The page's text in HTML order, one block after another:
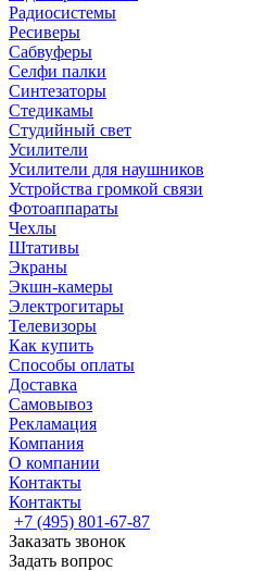
Радиосистемы
Ресиверы
Сабвуферы
Селфи палки
Синтезаторы
Стедикамы
Студийный свет
Усилители
Усилители для наушников
Устройства громкой связи
Фотоаппараты
Чехлы
Штативы
Экраны
Экшн-камеры
Электрогитары
Телевизоры
Как купить
Способы оплаты
Доставка
Самовывоз
Рекламация
Компания
О компании
Контакты
Контакты
+7 (495) 801-67-87
Заказать звонок
Задать вопрос